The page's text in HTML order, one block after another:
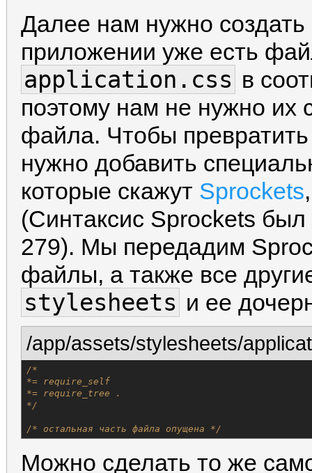
Далее нам нужно
приложении уже есть
application.css в
поэтому нам не нужно их
файла. Чтобы
нужно добавить
которые скажут Sprockets
(Синтаксис Sprockets
279). Мы передадим
файлы, а также все
stylesheets и ее
/app/assets/stylesheets/
/*
*= require_self
*= require_tree
.
*/
/* остальная часть файла опущена */
Можно сделать то же